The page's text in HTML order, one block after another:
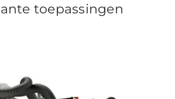
toepassingen